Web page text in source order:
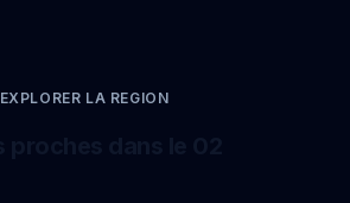
EXPLORER LA REGION